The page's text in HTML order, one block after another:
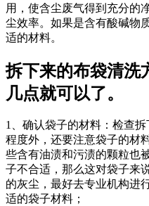
用，使含尘废气得到充分的
尘效率。如果是含有酸碱物
适的材料。
拆下来的布袋清洗
几点就可以了。
1、确认袋子的材料：检查
程度外，还要注意袋子的材
些含有油渍和污渍的颗粒也
子不合适，那么这对袋子来
的灰尘，最好去专业机构进
适的袋子材料；